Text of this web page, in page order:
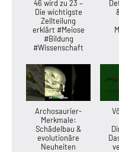
46 wird zu 23 –
Die wichtigste
Zellteilung
erklärt #Meiose
#Bildung
#Wissenschaft
Archosaurier-
Merkmale:
Schädelbau &
evolutionäre
Neuheiten